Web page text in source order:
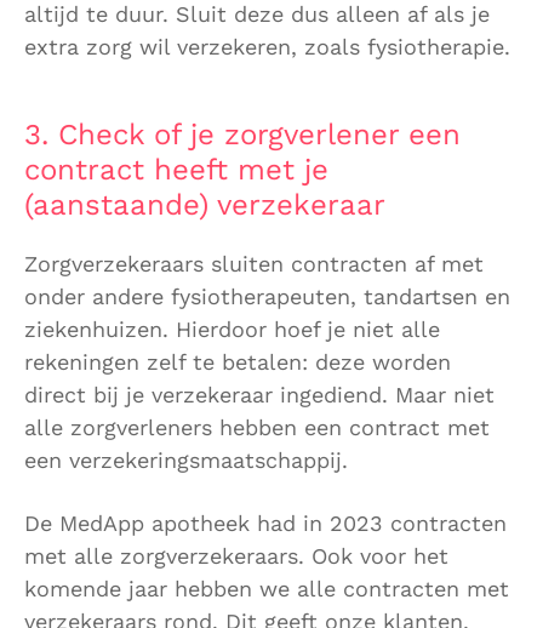
altijd te duur. Sluit deze dus alleen af als je
extra zorg wil verzekeren, zoals fysiotherapie.
3. Check of je zorgverlener een
contract heeft met je
(aanstaande) verzekeraar
Zorgverzekeraars sluiten contracten af met
onder andere fysiotherapeuten, tandartsen en
ziekenhuizen. Hierdoor hoef je niet alle
rekeningen zelf te betalen: deze worden
direct bij je verzekeraar ingediend. Maar niet
alle zorgverleners hebben een contract met
een verzekeringsmaatschappij.
De MedApp apotheek had in 2023 contracten
met alle zorgverzekeraars. Ook voor het
komende jaar hebben we alle contracten met
verzekeraars rond. Dit geeft onze klanten,